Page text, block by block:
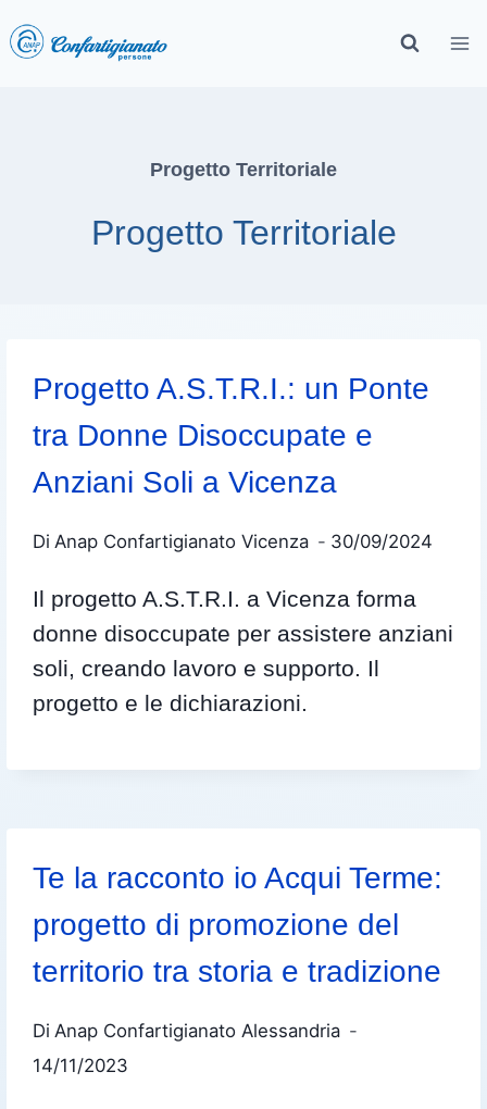
Progetto Territoriale
Progetto Territoriale
Progetto A.S.T.R.I.: un Ponte
tra Donne Disoccupate e
Anziani Soli a Vicenza
Di Anap Confartigianato Vicenza 30/09/2024
Il progetto A.S.T.R.I. a Vicenza forma
donne disoccupate per assistere anziani
soli, creando lavoro e supporto. Il
progetto e le dichiarazioni.
Te la racconto io Acqui Terme:
progetto di promozione del
territorio tra storia e tradizione
Di Anap Confartigianato Alessandria
14/11/2023